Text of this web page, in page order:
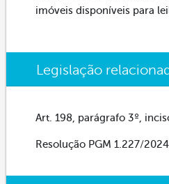
imóveis disponíveis para
Legislação
Art. 198, parágrafo 3º,
Resolução PGM 1.227/2024.